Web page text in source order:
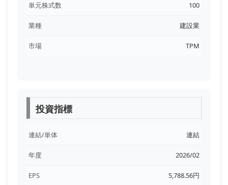
単元株式数 100
業種 建設業
市場 TPM
投資指標
連結/単体 連結
年度 2026/02
EPS 5,788.56円